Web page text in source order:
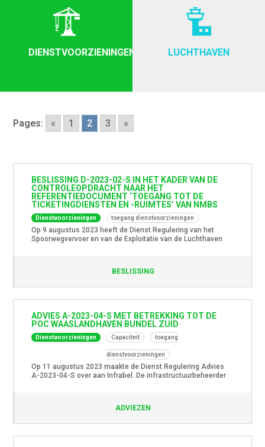
DIENSTVOORZIENINGEN LUCHTHAVEN
Pages: « 1 2 3 »
BESLISSING D-2023-02-S IN HET KADER VAN DE
CONTROLEOPDRACHT NAAR HET
REFERENTIEDOCUMENT ‘TOEGANG TOT DE
TICKETINGDIENSTEN EN -RUIMTES’ VAN NMBS
Dienstvoorzieningen toegang dienstvoorzieningen
Op 9 augustus 2023 heeft de Dienst Regulering van het
Spoorwegvervoer en van de Exploitatie van de Luchthaven
doel van deze controleopdracht was na te gaan of de
BESLISSING
ADVIES A-2023-04-S MET BETREKKING TOT DE
POC WAASLANDHAVEN BUNDEL ZUID
Dienstvoorzieningen Capaciteit toegang
dienstvoorzieningen
Op 11 augustus 2023 maakte de Dienst Regulering Advies
A-2023-04-S over aan Infrabel. De infrastructuurbeheerder
wenst Infrabel een nieuwe manier van bundelbeheer te
ADVIEZEN